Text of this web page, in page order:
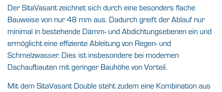
Der SitaVasant zeichnet sich durch eine besonders flache
Bauweise von nur 48 mm aus. Dadurch greift der Ablauf nur
minimal in bestehende Dämm- und Abdichtungsebenen ein und
ermöglicht eine effiziente Ableitung von Regen- und
Schmelzwasser. Dies ist insbesondere bei modernen
Dachaufbauten mit geringer Bauhöhe von Vorteil.
Mit dem SitaVasant Double steht zudem eine Kombination aus